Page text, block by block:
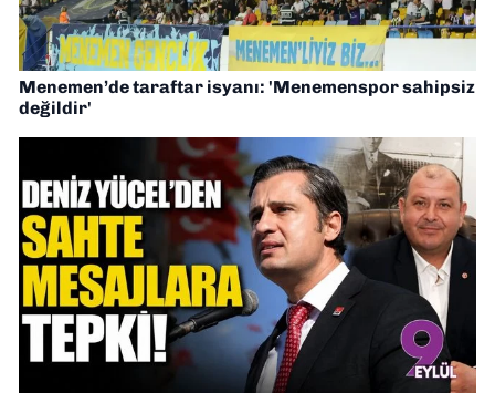
Menemen’de taraftar isyanı: 'Menemenspor sahipsiz
değildir'